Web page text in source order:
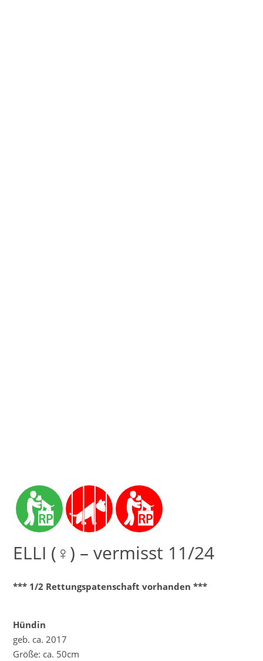
ELLI (♀) – vermisst 11/24
*** 1/2 Rettungspatenschaft vorhanden ***
Hündin
geb. ca. 2017
Größe: ca. 50cm